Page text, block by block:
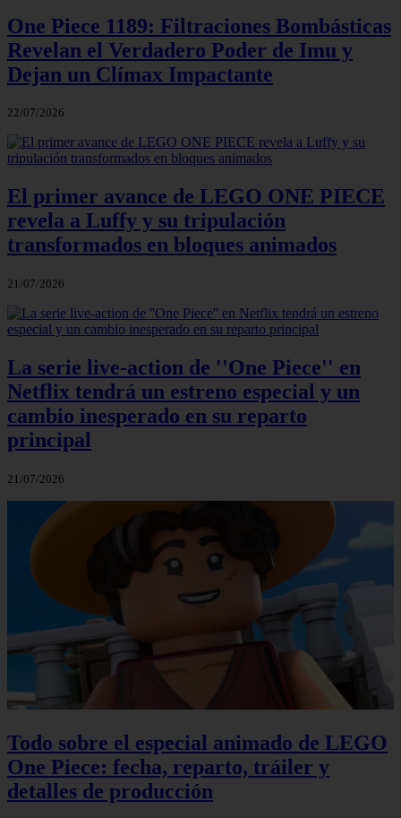
One Piece 1189: Filtraciones Bombásticas
Revelan el Verdadero Poder de Imu y
Dejan un Clímax Impactante
22/07/2026
El primer avance de LEGO ONE PIECE
revela a Luffy y su tripulación
transformados en bloques animados
21/07/2026
La serie live-action de ''One Piece'' en
Netflix tendrá un estreno especial y un
cambio inesperado en su reparto
principal
21/07/2026
Todo sobre el especial animado de LEGO
One Piece: fecha, reparto, tráiler y
detalles de producción